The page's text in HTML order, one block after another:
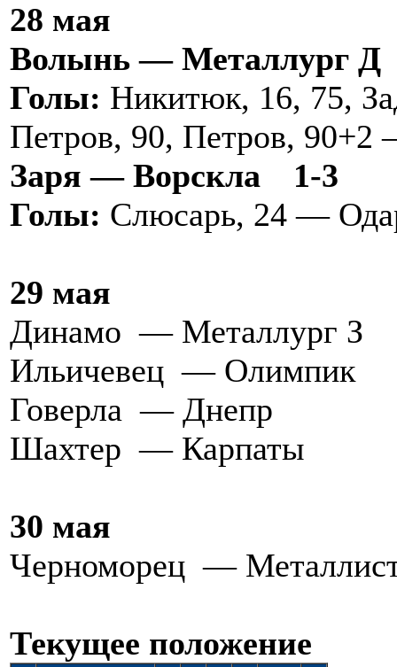
28 мая
Волынь — Металлург Д
Голы: Никитюк, 16, 75,
Петров, 90, Петров,
Заря — Ворскла
1-3
Голы: Слюсарь, 24 —
29 мая
Динамо — Металлург З
Ильичевец — Олимпик
Говерла — Днепр
Шахтер — Карпаты
30 мая
Черноморец —
Текущее положение